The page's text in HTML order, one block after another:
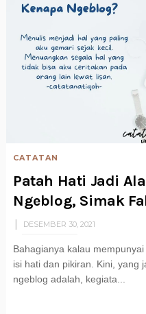
CATATAN
Patah Hati Jadi
Ngeblog, Simak
DESEMBER 30, 2021
Bahagianya kalau
isi hati dan pikiran. Kini, yang
ngeblog adalah, kegiata...